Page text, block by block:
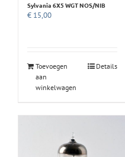
Sylvania 6X5 WGT NOS/NIB
€ 15,00
Toevoegen
aan
winkelwagen
Details